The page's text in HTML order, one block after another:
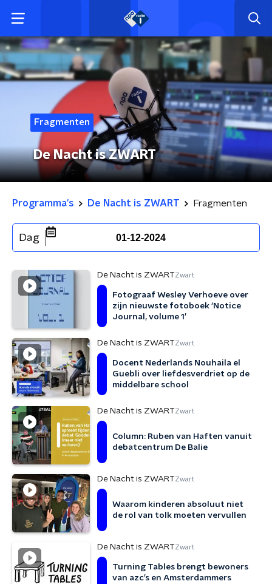
Fragmenten
De Nacht is ZWART
Programma's De Nacht is ZWART Fragmenten
Dag 01-12-2024
De Nacht is ZWARTZwart
Fotograaf Wesley Verhoeve over
zijn nieuwste fotoboek ‘Notice
Journal, volume 1’
De Nacht is ZWARTZwart
Docent Nederlands Nouhaila el
Guebli over liefdesverdriet op de
middelbare school
De Nacht is ZWARTZwart
Column: Ruben van Haften vanuit
debatcentrum De Balie
De Nacht is ZWARTZwart
Waarom kinderen absoluut niet
de rol van tolk moeten vervullen
De Nacht is ZWARTZwart
Turning Tables brengt bewoners
van azc’s en Amsterdammers